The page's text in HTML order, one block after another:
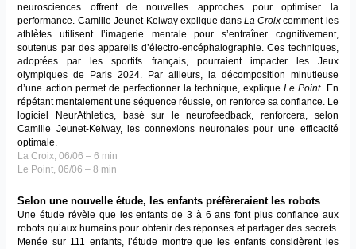
neurosciences offrent de nouvelles approches pour optimiser la
performance. Camille Jeunet-Kelway explique dansLa Croix comment les
athlètes utilisent l’imagerie mentale pour s’entraîner cognitivement,
soutenus par des appareils d’électro-encéphalographie. Ces techniques,
adoptées par les sportifs français, pourraient impacter les Jeux
olympiques de Paris 2024. Par ailleurs, la décomposition minutieuse
d’une action permet de perfectionner la technique, expliqueLe Point. En
répétant mentalement une séquence réussie, on renforce sa confiance. Le
logiciel NeurAthletics, basé sur le neurofeedback, renforcera, selon
Camille Jeunet-Kelway, les connexions neuronales pour une efficacité
optimale.
La Croix, 06/06 – 6 min
Le Point, 06/06 – 8 min
Selon une nouvelle étude, les enfants préfèreraient les robots
Une étude révèle que les enfants de 3 à 6 ans font plus confiance aux
robots qu’aux humains pour obtenir des réponses et partager des secrets.
Menée sur 111 enfants, l’étude montre que les enfants considèrent les